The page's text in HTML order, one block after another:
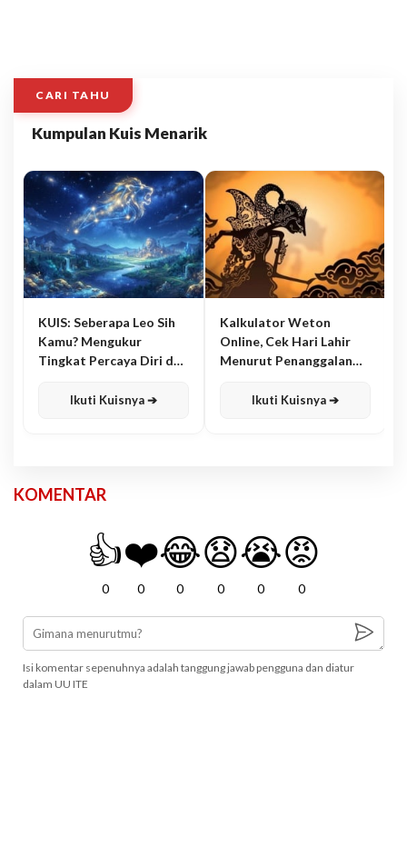
CARI TAHU
Kumpulan Kuis Menarik
KUIS: Seberapa Leo Sih
Kamu? Mengukur
Tingkat Percaya Diri dan
Ikuti Kuisnya ➔
Kalkulator Weton
Online, Cek Hari Lahir
Menurut Penanggalan
Ikuti Kuisnya ➔
KOMENTAR
👍
0
❤️
0
😂
0
😧
0
😭
0
😡
0
Isi komentar sepenuhnya adalah tanggung jawab pengguna dan diatur
dalam UU ITE